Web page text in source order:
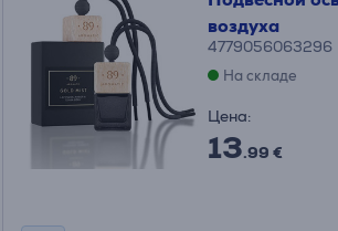
воздуха
4779056063296
На складе
Цена:
13.99 €